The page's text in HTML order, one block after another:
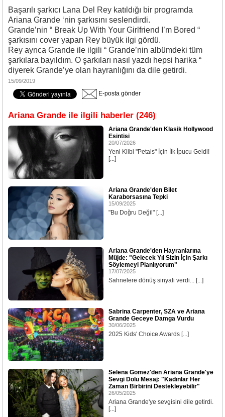
Başarılı şarkıcı Lana Del Rey katıldığı bir programda
Ariana Grande ‘nin şarkısını seslendirdi.
Grande’nin “ Break Up With Your Girlfriend I’m Bored “
şarkısını cover yapan Rey büyük ilgi gördü.
Rey ayrıca Grande ile ilgili “ Grande’nin albümdeki tüm
şarkılara bayıldım. O şarkıları nasıl yazdı hepsi harika “
diyerek Grande’ye olan hayranlığını da dile getirdi.
15/09/2019
E-posta gönder
Ariana Grande ile ilgili haberler (246)
Ariana Grande'den Klasik Hollywood
Esintisi
20/07/2026
Yeni Klibi "Petals" İçin İlk İpucu Geldi!
[...]
Ariana Grande'den Bilet
Karaborsasına Tepki
15/09/2025
"Bu Doğru Değil" [...]
Ariana Grande'den Hayranlarına
Müjde: "Gelecek Yıl Sizin İçin Şarkı
Söylemeyi Planlıyorum"
17/07/2025
Sahnelere dönüş sinyali verdi... [...]
Sabrina Carpenter, SZA ve Ariana
Grande Geceye Damga Vurdu
30/06/2025
2025 Kids' Choice Awards [...]
Selena Gomez'den Ariana Grande'ye
Sevgi Dolu Mesaj: "Kadınlar Her
Zaman Birbirini Destekleyebilir"
26/05/2025
Ariana Grande'ye sevgisini dile getirdi.
[...]